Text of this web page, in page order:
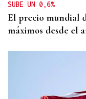
SUBE UN 0,6%
El precio mundial
máximos desde el